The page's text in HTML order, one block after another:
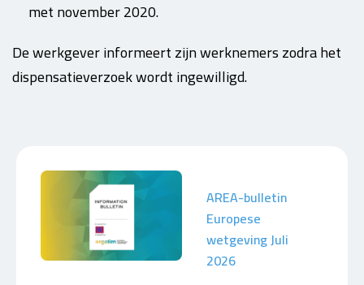
met november 2020.
De werkgever informeert zijn werknemers zodra het
dispensatieverzoek wordt ingewilligd.
AREA-bulletin
Europese
wetgeving Juli
2026